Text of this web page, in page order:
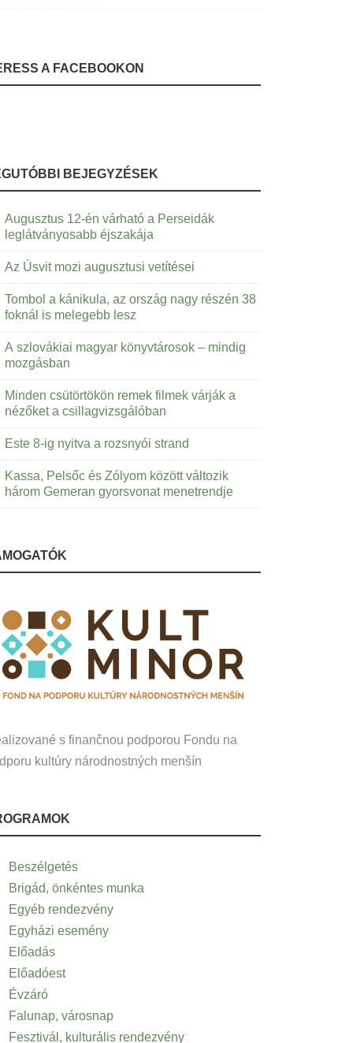
A FACEBOOKON
BEJEGYZÉSEK
Augusztus 12-én várható a Perseidák
leglátványosabb éjszakája
Az Úsvit mozi augusztusi vetítései
Tombol a kánikula, az ország nagy részén 38
foknál is melegebb lesz
A szlovákiai magyar könyvtárosok – mindig
mozgásban
Minden csütörtökön remek filmek várják a
nézőket a csillagvizsgálóban
Este 8-ig nyitva a rozsnyói strand
Kassa, Pelsőc és Zólyom között változik
három Gemeran gyorsvonat menetrendje
s finančnou podporou Fondu na
kultúry národnostných menšín
Beszélgetés
Brigád, önkéntes munka
Egyéb rendezvény
Egyházi esemény
Előadás
Előadóest
Évzáró
Falunap, városnap
Fesztivál, kulturális rendezvény